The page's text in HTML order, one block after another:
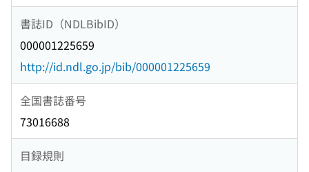
書誌ID（NDLBibID）
000001225659
http://id.ndl.go.jp/bib/000001225659
全国書誌番号
73016688
目録規則